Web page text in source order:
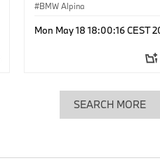
BMW Alpina
Mon May 18 18:00:16 CEST
SEARCH MORE